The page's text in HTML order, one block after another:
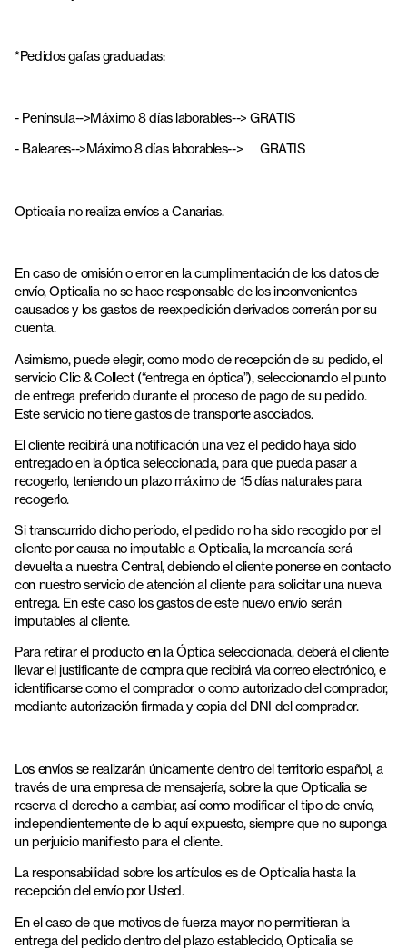
*Pedidos gafas graduadas:
- Península-->Máximo 8 días laborables--> GRATIS
- Baleares-->Máximo 8 días laborables--> GRATIS
Opticalia no realiza envíos a Canarias.
En caso de omisión o error en la cumplimentación de los datos de
envío, Opticalia no se hace responsable de los inconvenientes
causados y los gastos de reexpedición derivados correrán por su
cuenta.
Asimismo, puede elegir, como modo de recepción de su pedido, el
servicio Clic & Collect (“entrega en óptica”), seleccionando el punto
de entrega preferido durante el proceso de pago de su pedido.
Este servicio no tiene gastos de transporte asociados.
El cliente recibirá una notificación una vez el pedido haya sido
entregado en la óptica seleccionada, para que pueda pasar a
recogerlo, teniendo un plazo máximo de 15 días naturales para
recogerlo.
Si transcurrido dicho período, el pedido no ha sido recogido por el
cliente por causa no imputable a Opticalia, la mercancía será
devuelta a nuestra Central, debiendo el cliente ponerse en contacto
con nuestro servicio de atención al cliente para solicitar una nueva
entrega. En este caso los gastos de este nuevo envío serán
imputables al cliente.
Para retirar el producto en la Óptica seleccionada, deberá el cliente
llevar el justificante de compra que recibirá vía correo electrónico, e
identificarse como el comprador o como autorizado del comprador,
mediante autorización firmada y copia del DNI del comprador.
Los envíos se realizarán únicamente dentro del territorio español, a
través de una empresa de mensajería, sobre la que Opticalia se
reserva el derecho a cambiar, así como modificar el tipo de envío,
independientemente de lo aquí expuesto, siempre que no suponga
un perjuicio manifiesto para el cliente.
La responsabilidad sobre los artículos es de Opticalia hasta la
recepción del envío por Usted.
En el caso de que motivos de fuerza mayor no permitieran la
entrega del pedido dentro del plazo establecido, Opticalia se